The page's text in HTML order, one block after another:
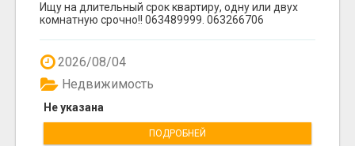
Ищу на длительный срок квартиру, одну или двух
комнатную срочно!! 063489999. 063266706
2026/08/04
Не указана
Недвижимость
ПОДРОБНЕЙ